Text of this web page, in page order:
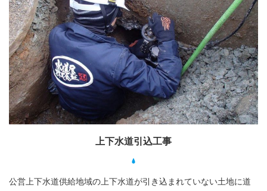
上下水道引込工事
公営上下水道供給地域の上下水道が引き込まれていない土地に道